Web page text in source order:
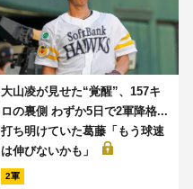
大山凌が見せた“覚醒”、157キ
ロの裏側 わずか5日で2軍降格...
打ち明けていた葛藤「もう球速
は伸びないかも」
2軍